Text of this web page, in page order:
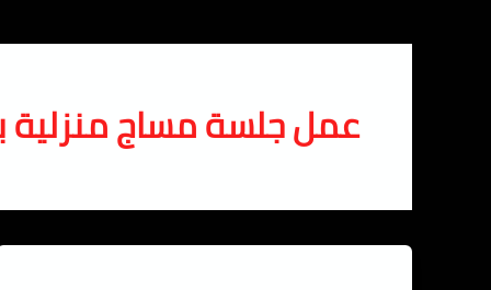
عمل جلسة مساج منزلية